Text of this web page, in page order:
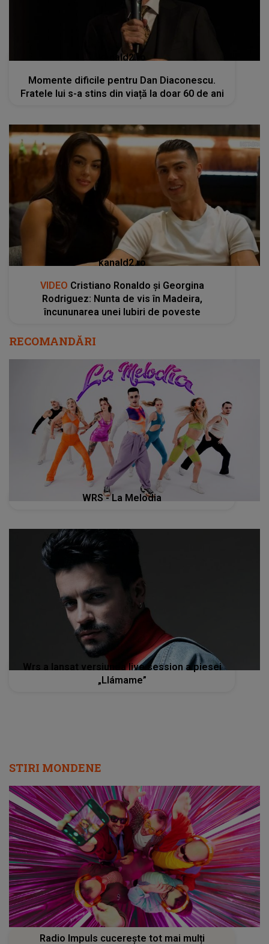
kanald2.ro
Momente dificile pentru Dan Diaconescu.
Fratele lui s-a stins din viață la doar 60 de ani
kanald2.ro
VIDEO Cristiano Ronaldo și Georgina
Rodriguez: Nunta de vis în Madeira,
încununarea unei Iubiri de poveste
RECOMANDĂRI
WRS - La Melodia
Wrs a lansat versiunea live session a piesei
„Llámame”
STIRI MONDENE
Radio Impuls cucerește tot mai mulți